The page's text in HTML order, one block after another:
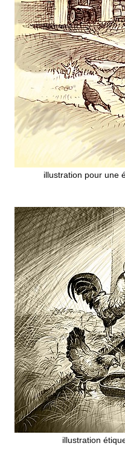
illustration pour une
illustration